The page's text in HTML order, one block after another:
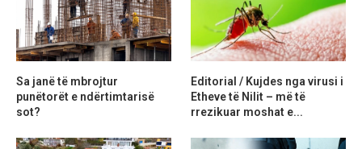
Sa janë të mbrojtur
punëtorët e ndërtimtarisë
sot?
Editorial / Kujdes nga virusi i
Etheve të Nilit – më të
rrezikuar moshat e...